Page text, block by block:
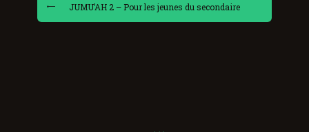
JUMU’AH 2 – Pour les jeunes du secondaire